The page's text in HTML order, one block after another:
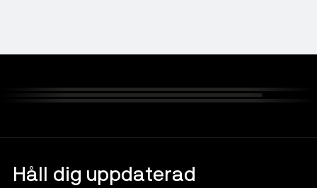
Håll dig uppdaterad